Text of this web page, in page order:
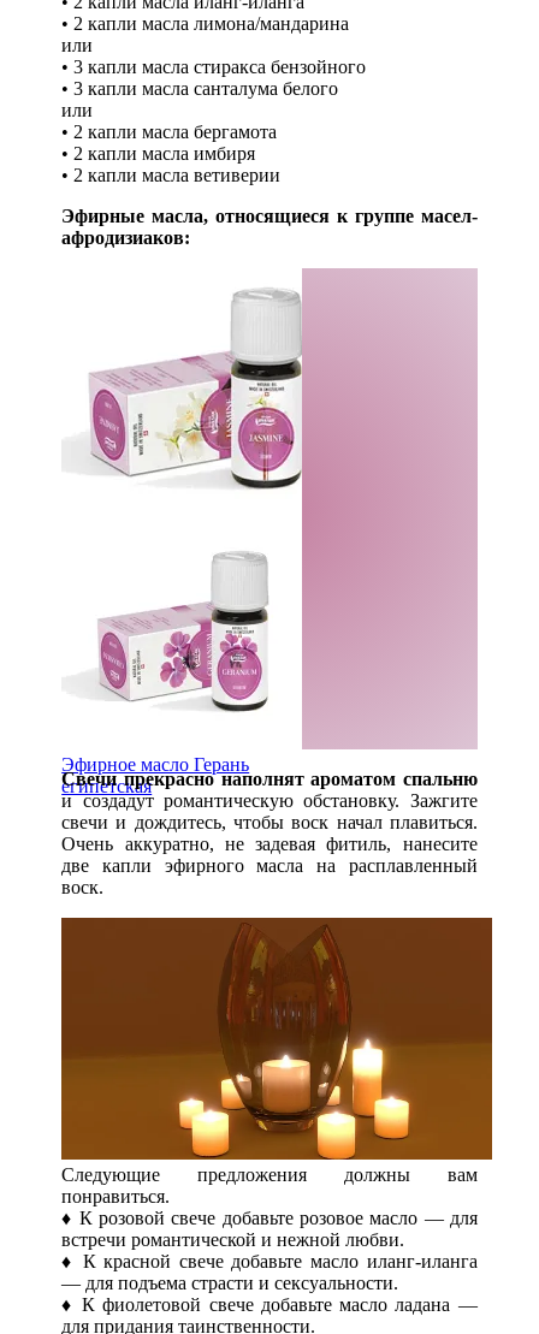
• 2 капли масла лимона/мандарина
или
• 3 капли масла стиракса бензойного
• 3 капли масла санталума белого
или
• 2 капли масла бергамота
• 2 капли масла имбиря
• 2 капли масла ветиверии
Эфирные масла, относящиеся к группе масел-
афродизиаков:
Эфирное масло Герань
египетская
Свечи прекрасно наполнят ароматом спальню
и создадут романтическую обстановку. Зажгите
свечи и дождитесь, чтобы воск начал плавиться.
Очень аккуратно, не задевая фитиль, нанесите
две капли эфирного масла на расплавленный
воск.
Следующие предложения должны вам
понравиться.
♦ К розовой свече добавьте розовое масло — для
встречи романтической и нежной любви.
♦ К красной свече добавьте масло иланг-иланга
— для подъема страсти и сексуальности.
♦ К фиолетовой свече добавьте масло ладана —
для придания таинственности.